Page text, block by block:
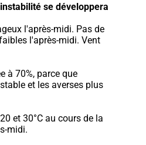
se développera
l'après-midi. Vent
à 70%, parce que
et les averses plus
et 30°C au cours de la
midi.